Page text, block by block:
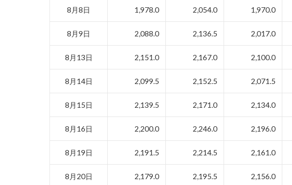
8月8日 1,978.0 2,054.0 1,970.0
8月9日 2,088.0 2,136.5 2,017.0
8月13日 2,151.0 2,167.0 2,100.0
8月14日 2,099.5 2,152.5 2,071.5
8月15日 2,139.5 2,171.0 2,134.0
8月16日 2,200.0 2,246.0 2,196.0
8月19日 2,191.5 2,214.5 2,161.0
8月20日 2,179.0 2,195.5 2,156.0